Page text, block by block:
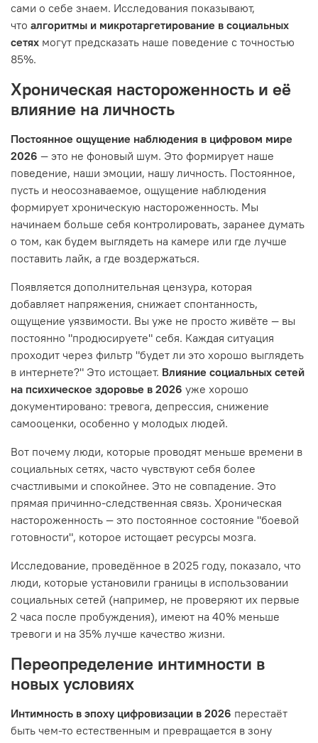
сами о себе знаем. Исследования показывают,
что алгоритмы и микротаргетирование в социальных
сетях могут предсказать наше поведение с точностью
85%.
Хроническая настороженность и её
влияние на личность
Постоянное ощущение наблюдения в цифровом мире
2026 — это не фоновый шум. Это формирует наше
поведение, наши эмоции, нашу личность. Постоянное,
пусть и неосознаваемое, ощущение наблюдения
формирует хроническую настороженность. Мы
начинаем больше себя контролировать, заранее думать
о том, как будем выглядеть на камере или где лучше
поставить лайк, а где воздержаться.
Появляется дополнительная цензура, которая
добавляет напряжения, снижает спонтанность,
ощущение уязвимости. Вы уже не просто живёте — вы
постоянно "продюсируете" себя. Каждая ситуация
проходит через фильтр "будет ли это хорошо выглядеть
в интернете?" Это истощает. Влияние социальных сетей
на психическое здоровье в 2026 уже хорошо
документировано: тревога, депрессия, снижение
самооценки, особенно у молодых людей.
Вот почему люди, которые проводят меньше времени в
социальных сетях, часто чувствуют себя более
счастливыми и спокойнее. Это не совпадение. Это
прямая причинно-следственная связь. Хроническая
настороженность — это постоянное состояние "боевой
готовности", которое истощает ресурсы мозга.
Исследование, проведённое в 2025 году, показало, что
люди, которые установили границы в использовании
социальных сетей (например, не проверяют их первые
2 часа после пробуждения), имеют на 40% меньше
тревоги и на 35% лучше качество жизни.
Переопределение интимности в
новых условиях
Интимность в эпоху цифровизации в 2026 перестаёт
быть чем-то естественным и превращается в зону